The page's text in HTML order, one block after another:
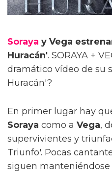
Soraya y Vega
Huracán'. SORAYA +
dramático vídeo de su
Huracán'?
En primer lugar hay
Soraya como a Vega,
supervivientes y
Triunfo'. Pocas
siguen